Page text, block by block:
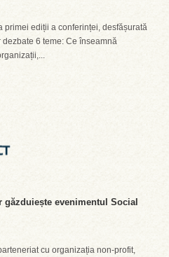
primei ediții a conferinței, desfășurată
6 teme: Ce înseamnă
evenimentul Social
cu organizația non-profit,